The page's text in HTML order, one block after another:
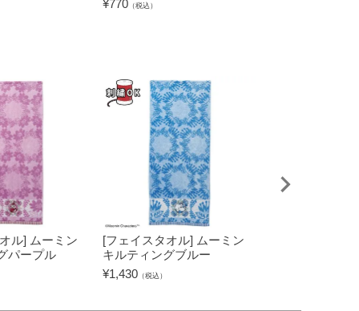
¥770 （税込）
ル] ムーミン
パープル
[フェイスタオル] ムーミン
キルティングブルー
¥1,430 （税込）